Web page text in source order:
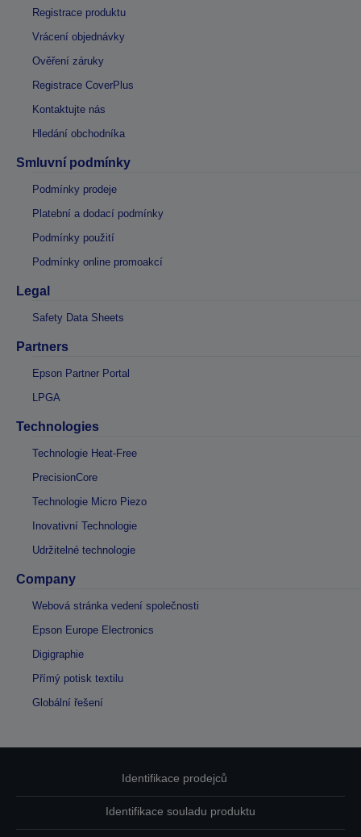
Registrace produktu
Vrácení objednávky
Ověření záruky
Registrace CoverPlus
Kontaktujte nás
Hledání obchodníka
Smluvní podmínky
Podmínky prodeje
Platební a dodací podmínky
Podmínky použití
Podmínky online promoakcí
Legal
Safety Data Sheets
Partners
Epson Partner Portal
LPGA
Technologies
Technologie Heat-Free
PrecisionCore
Technologie Micro Piezo
Inovativní Technologie
Udržitelné technologie
Company
Webová stránka vedení společnosti
Epson Europe Electronics
Digigraphie
Přímý potisk textilu
Globální řešení
Identifikace prodejců
Identifikace souladu produktu